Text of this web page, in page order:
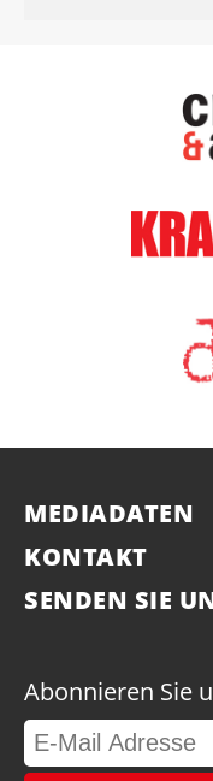
MEDIADATEN
KONTAKT
SENDEN SIE
Abonnieren Sie